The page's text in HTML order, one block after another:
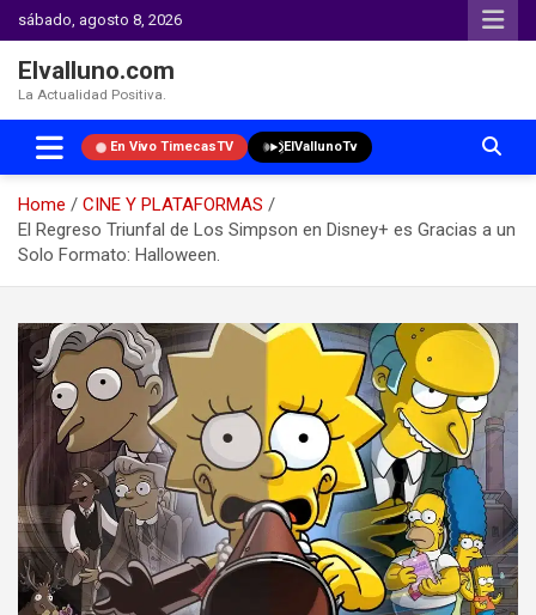
sábado, agosto 8, 2026
Elvalluno.com
La Actualidad Positiva.
En Vivo TimecasTV ElVallunoTv
Home
CINE Y PLATAFORMAS
El Regreso Triunfal de Los Simpson en Disney+ es Gracias a un
Solo Formato: Halloween.
content